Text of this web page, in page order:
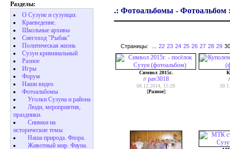
Разделы:
О Сузуне и сузунцах
Краеведение.
Школьные архивы
Снегоход "Рыбак"
Политическая жизнь
Сузун криминальный
Разное
Игры
Форум
Наши видео
Фотоальбомы
Уголки Сузуна и района
Люди, мероприятия,
праздники.
Снимки на
исторические темы
Наша природа. Флора.
Животный мир. Фауна.
.: Фотоальбомы - Фотоальбом
Страницы: ... 22 23 24 25 26 27 28 29 30
Символ 2015г.
// pav3018
08.12.2014, 15:28
[Разное]